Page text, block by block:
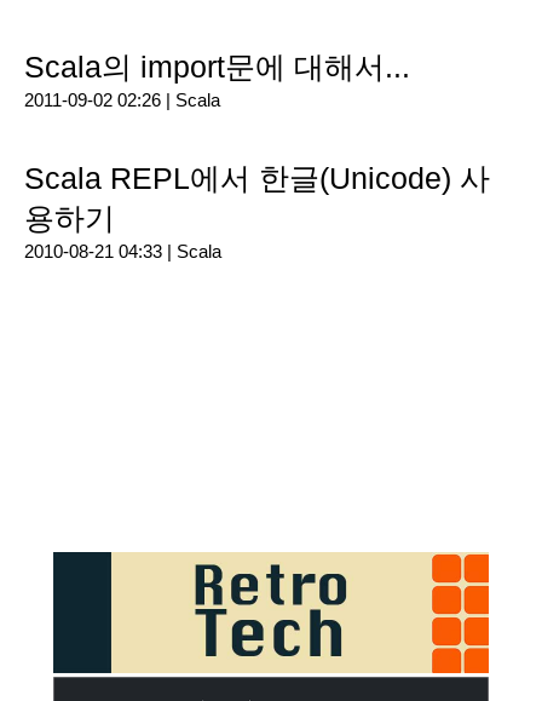
Scala의 import문에 대해서...
2011-09-02 02:26 | Scala
Scala REPL에서 한글(Unicode) 사
용하기
2010-08-21 04:33 | Scala